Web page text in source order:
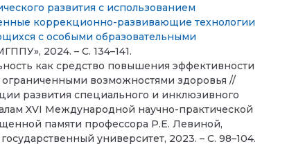
развития с использованием
коррекционно-развивающие технологии
с особыми образовательными
2024. – С. 134–141.
как средство повышения эффективности
возможностями здоровья //
развития специального и инклюзивного
XVI Международной научно-практической
памяти профессора Р.Е. Левиной,
университет, 2023. – С. 98–104.